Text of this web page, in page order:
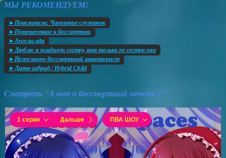
МЫ РЕКОМЕНДУЕМ!
►Повелитель: Чаепитие служанок
►Путешествие к бессмертию
►Ангелы ада
►Люблю я младшую сестру, вот только не сестра она
►Нежеланно бессмертный авантюрист
►Дитя-гибрид / Hybrid Child
Смотреть "А вот и бессмертный мечник 2"